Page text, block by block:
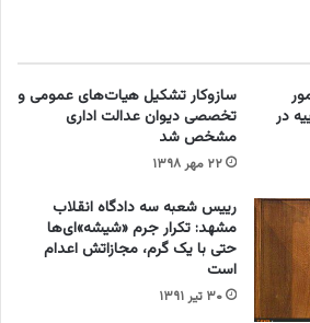
در
سازوکار تشکیل هیات‌های عمومی و
تخصصی دیوان عدالت اداری
مشخص شد
۲۲ مهر ۱۳۹۸
رییس شعبه سه دادگاه انقلاب
مشهد: تکرار جرم «شیشه‏‌»ای‌ها
حتی با یک گرم، مجازاتش اعدام
است
۳۰ تیر ۱۳۹۱